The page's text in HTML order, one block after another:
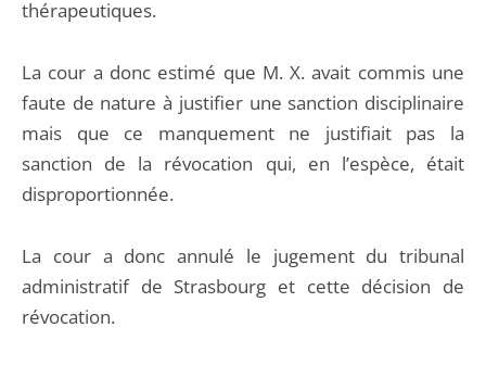
thérapeutiques.
La cour a donc estimé que M. X. avait commis une
faute de nature à justifier une sanction disciplinaire
mais que ce manquement ne justifiait pas la
sanction de la révocation qui, en l’espèce, était
disproportionnée.
La cour a donc annulé le jugement du tribunal
administratif de Strasbourg et cette décision de
révocation.